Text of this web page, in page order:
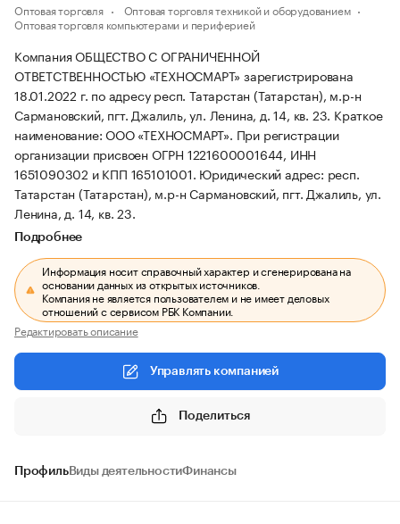
Оптовая торговля
Оптовая торговля техникой и оборудованием
Оптовая торговля компьютерами и периферией
Компания ОБЩЕСТВО С ОГРАНИЧЕННОЙ
ОТВЕТСТВЕННОСТЬЮ «ТЕХНОСМАРТ» зарегистрирована
18.01.2022 г. по адресу респ. Татарстан (Татарстан), м.р-н
Сармановский, пгт. Джалиль, ул. Ленина, д. 14, кв. 23. Краткое
наименование: ООО «ТЕХНОСМАРТ». При регистрации
организации присвоен ОГРН 1221600001644, ИНН
1651090302 и КПП 165101001. Юридический адрес: респ.
Татарстан (Татарстан), м.р-н Сармановский, пгт. Джалиль, ул.
Ленина, д. 14, кв. 23.
Подробнее
Информация носит справочный характер и сгенерирована на
основании данных из открытых источников.
Компания не является пользователем и не имеет деловых
отношений с сервисом РБК Компании.
Редактировать описание
Управлять компанией
Поделиться
ПрофильВиды деятельностиФинансы